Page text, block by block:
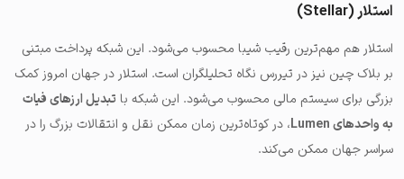
استلار (Stellar)
استلار هم مهم‌ترین رقیب شیبا محسوب می‌شود. این شبکه پرداخت مبتنی
بر بلاک چین نیز در تیررس نگاه تحلیلگران است. استلار در جهان امروز کمک
بزرگی برای سیستم مالی محسوب می‌شود. این شبکه با تبدیل ارزهای فیات
به واحدهای Lumen
، در کوتاه‌ترین زمان ممکن نقل و انتقالات بزرگ را در
سراسر جهان ممکن می‌کند.